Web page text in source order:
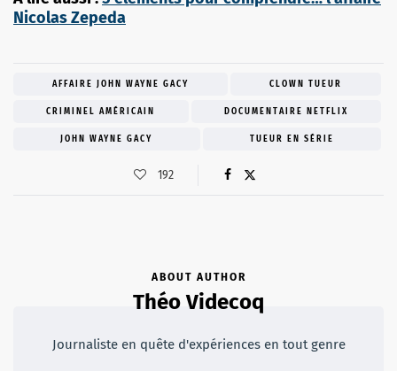
Nicolas Zepeda
AFFAIRE JOHN WAYNE GACY CLOWN TUEUR
CRIMINEL AMÉRICAIN DOCUMENTAIRE NETFLIX
JOHN WAYNE GACY TUEUR EN SÉRIE
192
ABOUT AUTHOR
Théo Videcoq
Journaliste en quête d'expériences en tout genre